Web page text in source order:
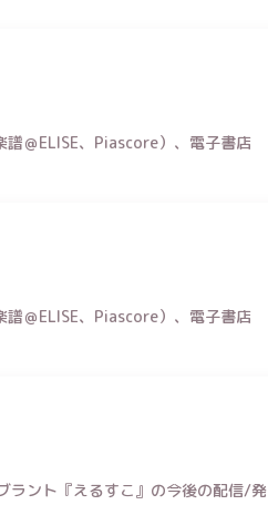
＠ELISE、Piascore）、電子書店
＠ELISE、Piascore）、電子書店
ラント『えるすこ』の今後の配信/発